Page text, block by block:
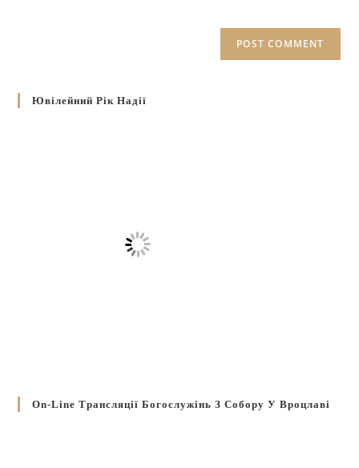
Ювілейний Рік Надії
On-Line Трансляції Богослужінь З Собору У Вроцлаві